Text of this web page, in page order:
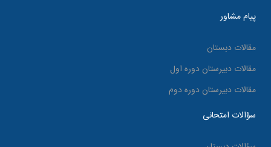
پیام مشاور
مقالات دبستان
مقالات دبیرستان دوره اول
مقالات دبیرستان دوره دوم
سؤالات امتحانی